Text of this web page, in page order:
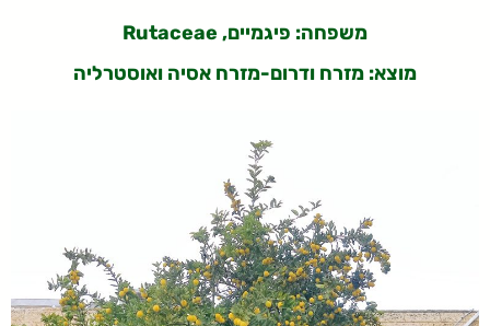
משפחה: פיגמיים, Rutaceae
מוצא: מזרח ודרום-מזרח אסיה ואוסטרליה